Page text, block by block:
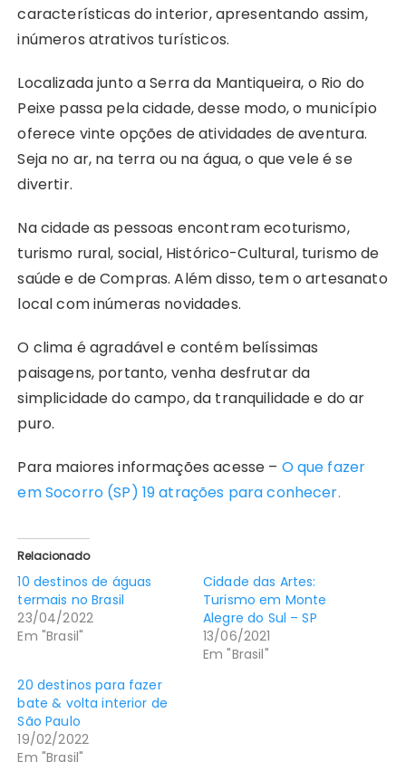
características do interior, apresentando assim,
inúmeros atrativos turísticos.
Localizada junto a Serra da Mantiqueira, o Rio do
Peixe passa pela cidade, desse modo, o município
oferece vinte opções de atividades de aventura.
Seja no ar, na terra ou na água, o que vele é se
divertir.
Na cidade as pessoas encontram ecoturismo,
turismo rural, social, Histórico-Cultural, turismo de
saúde e de Compras. Além disso, tem o artesanato
local com inúmeras novidades.
O clima é agradável e contém belíssimas
paisagens, portanto, venha desfrutar da
simplicidade do campo, da tranquilidade e do ar
puro.
Para maiores informações acesse – O que fazer
em Socorro (SP) 19 atrações para conhecer.
Relacionado
10 destinos de águas
termais no Brasil
23/04/2022
Em "Brasil"
Cidade das Artes:
Turismo em Monte
Alegre do Sul – SP
13/06/2021
Em "Brasil"
20 destinos para fazer
bate & volta interior de
São Paulo
19/02/2022
Em "Brasil"